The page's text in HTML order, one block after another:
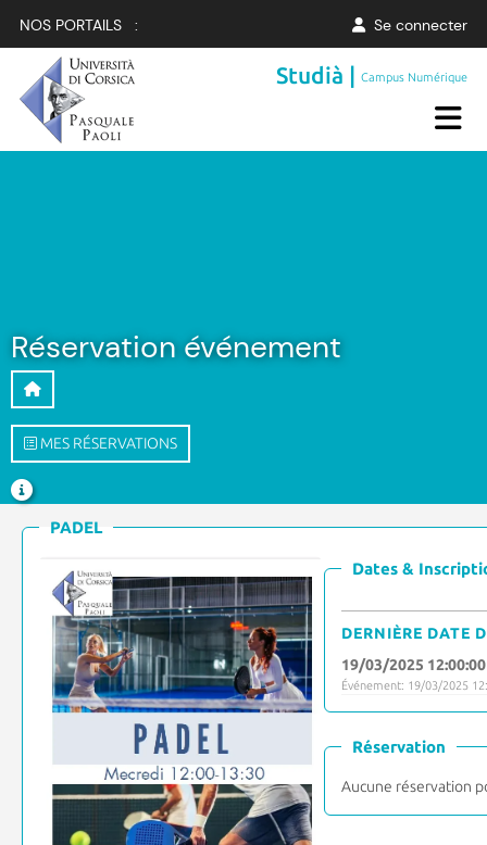
NOS PORTAILS : Se connecter
Studià |Campus Numérique
Réservation événement
MES RÉSERVATIONS
PADEL
Dates &
DERNIÈRE DATE
19/03/2025 12:00:00
Événement: 19/03/2025
Réservation
Aucune réservation